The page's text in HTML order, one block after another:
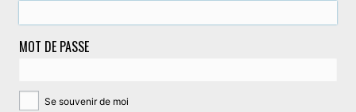
MOT DE PASSE
Se souvenir de moi